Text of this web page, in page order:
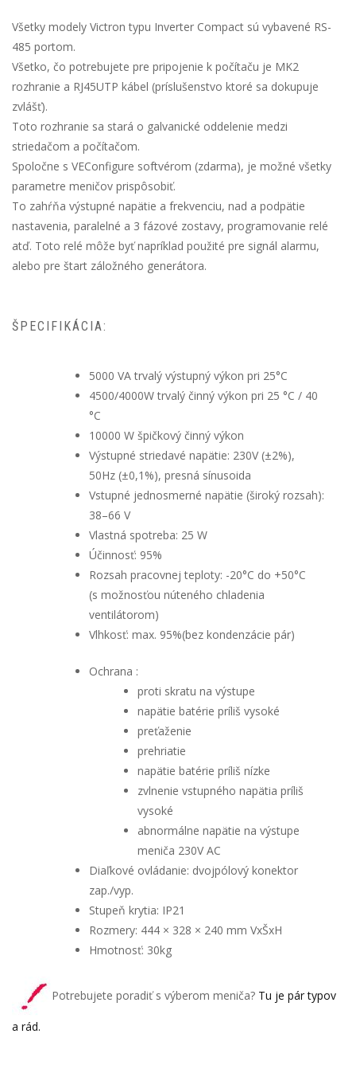
Všetky modely Victron typu Inverter Compact sú vybavené RS-
485 portom.
Všetko, čo potrebujete pre pripojenie k počítaču je MK2
rozhranie a RJ45UTP kábel (príslušenstvo ktoré sa dokupuje
zvlášť).
Toto rozhranie sa stará o galvanické oddelenie medzi
striedačom a počítačom.
Spoločne s VEConfigure softvérom (zdarma), je možné všetky
parametre meničov prispôsobiť.
To zahŕňa výstupné napätie a frekvenciu, nad a podpätie
nastavenia, paralelné a 3 fázové zostavy, programovanie relé
atď. Toto relé môže byť napríklad použité pre signál alarmu,
alebo pre štart záložného generátora.
ŠPECIFIKÁCIA:
5000 VA trvalý výstupný výkon pri 25°C
4500/4000W trvalý činný výkon pri 25 °C / 40
°C
10000 W špičkový činný výkon
Výstupné striedavé napätie: 230V (±2%),
50Hz (±0,1%), presná sínusoida
Vstupné jednosmerné napätie (široký rozsah):
38–66 V
Vlastná spotreba: 25 W
Účinnosť: 95%
Rozsah pracovnej teploty: -20°C do +50°C
(s možnosťou núteného chladenia
ventilátorom)
Vlhkosť: max. 95%(bez kondenzácie pár)
Ochrana :
proti skratu na výstupe
napätie batérie príliš vysoké
preťaženie
prehriatie
napätie batérie príliš nízke
zvlnenie vstupného napätia príliš
vysoké
abnormálne napätie na výstupe
meniča 230V AC
Diaľkové ovládanie: dvojpólový konektor
zap./vyp.
Stupeň krytia: IP21
Rozmery: 444 × 328 × 240 mm VxŠxH
Hmotnosť: 30kg
Potrebujete poradiť s výberom meniča? Tu je pár typov
a rád.